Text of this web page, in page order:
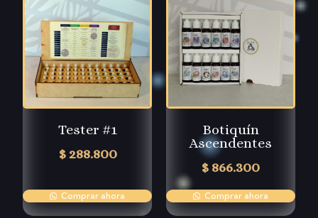
Tester #1
$288.800
Comprar ahora
Botiquín
Ascendentes
$ 866.300
Comprar ahora